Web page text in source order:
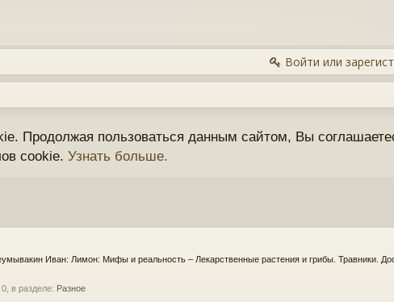
Войти или
Продолжая пользоваться данным сайтом, Вы
cookie. Узнать больше.
Иван: Лимон: Мифы и реальность – Лекарственные растения и грибы. Травники.
0, в разделе: Разное